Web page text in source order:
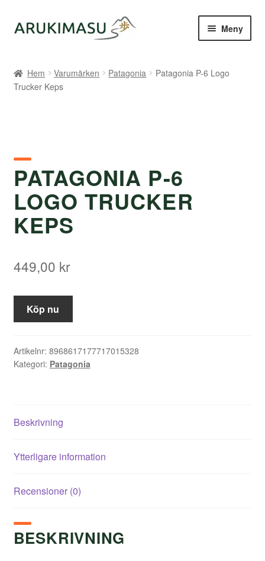
Hoppa
till
Hoppa
till
Meny
Kontakt
Varumärken
Väljare
Hem Varumärken Patagonia
Patagonia P-6 Logo
Trucker Keps
PATAGONIA P-6
LOGO TRUCKER
KEPS
449,00 kr
Köp nu
Artikelnr: 8968617177717015328
Kategori: Patagonia
Beskrivning
Ytterligare information
Recensioner (0)
BESKRIVNING